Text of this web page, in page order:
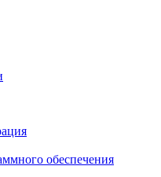
обеспечения